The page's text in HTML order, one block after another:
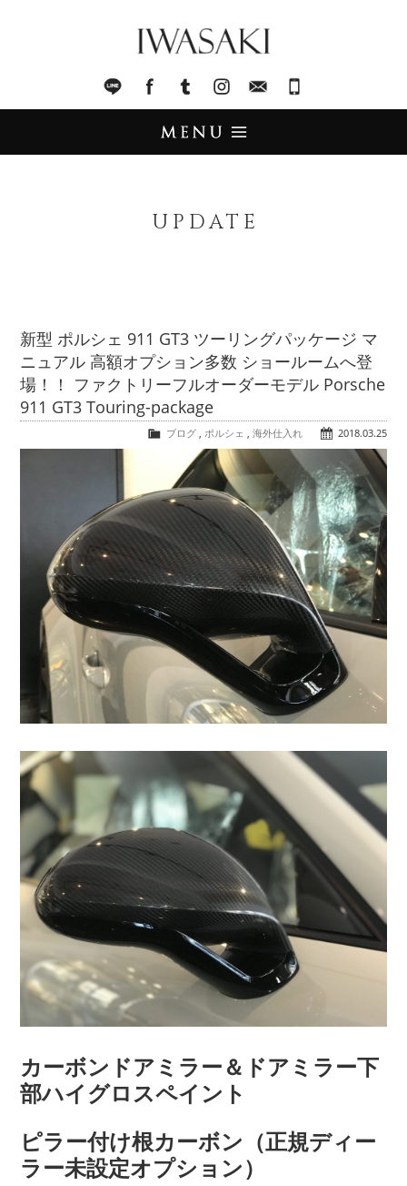
LINE facebook Tumblr InstagramMail
TRADE
買取査定
COMPANY
会社概要
UPDATE
新型 ポルシェ 911 GT3 ツーリングパッケージ マ
ニュアル 高額オプション多数 ショールームへ登
場！！ ファクトリーフルオーダーモデル Porsche
911 GT3 Touring-package
2018.03.25
ブログ, ポルシェ 海外仕入れ
カーボンドアミラー＆ドアミラー下
部ハイグロスペイント
ピラー付け根カーボン（正規ディー
ラー未設定オプション）